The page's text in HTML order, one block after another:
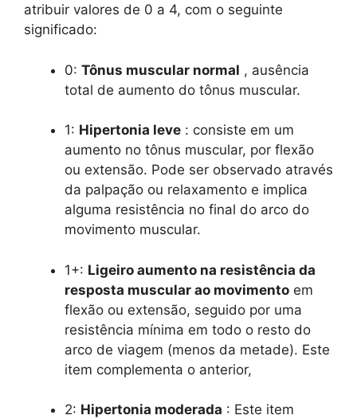
atribuir valores de 0 a 4, com o seguinte
significado:
0: Tônus muscular normal , ausência
total de aumento do tônus ​​muscular.
1: Hipertonia leve : consiste em um
aumento no tônus ​​muscular, por flexão
ou extensão. Pode ser observado através
da palpação ou relaxamento e implica
alguma resistência no final do arco do
movimento muscular.
1+: Ligeiro aumento na resistência da
resposta muscular ao movimento em
flexão ou extensão, seguido por uma
resistência mínima em todo o resto do
arco de viagem (menos da metade). Este
item complementa o anterior,
2: Hipertonia moderada : Este item